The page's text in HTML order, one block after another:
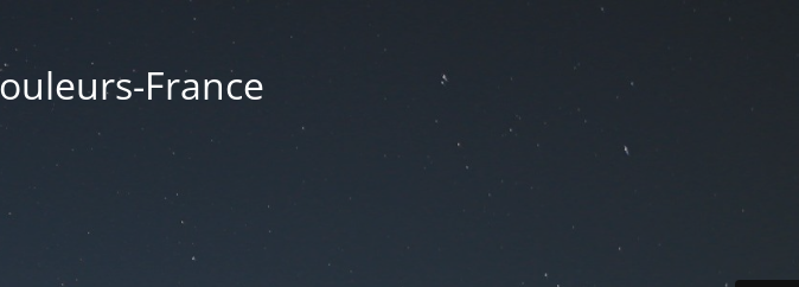
France